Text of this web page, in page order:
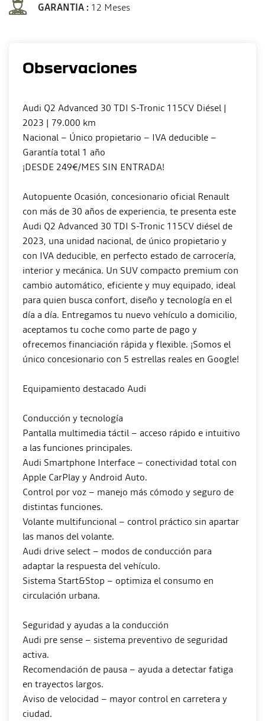
GARANTIA : 12 Meses
Observaciones
Audi Q2 Advanced 30 TDI S-Tronic 115CV Diésel |
2023 | 79.000 km
Nacional – Único propietario – IVA deducible –
Garantía total 1 año
¡DESDE 249€/MES SIN ENTRADA!
Autopuente Ocasión, concesionario oficial Renault
con más de 30 años de experiencia, te presenta este
Audi Q2 Advanced 30 TDI S-Tronic 115CV diésel de
2023, una unidad nacional, de único propietario y
con IVA deducible, en perfecto estado de carrocería,
interior y mecánica. Un SUV compacto premium con
cambio automático, eficiente y muy equipado, ideal
para quien busca confort, diseño y tecnología en el
día a día. Entregamos tu nuevo vehículo a domicilio,
aceptamos tu coche como parte de pago y
ofrecemos financiación rápida y flexible. ¡Somos el
único concesionario con 5 estrellas reales en Google!
Equipamiento destacado Audi
Conducción y tecnología
Pantalla multimedia táctil – acceso rápido e intuitivo
a las funciones principales.
Audi Smartphone Interface – conectividad total con
Apple CarPlay y Android Auto.
Control por voz – manejo más cómodo y seguro de
distintas funciones.
Volante multifuncional – control práctico sin apartar
las manos del volante.
Audi drive select – modos de conducción para
adaptar la respuesta del vehículo.
Sistema Start&Stop – optimiza el consumo en
circulación urbana.
Seguridad y ayudas a la conducción
Audi pre sense – sistema preventivo de seguridad
activa.
Recomendación de pausa – ayuda a detectar fatiga
en trayectos largos.
Aviso de velocidad – mayor control en carretera y
ciudad.